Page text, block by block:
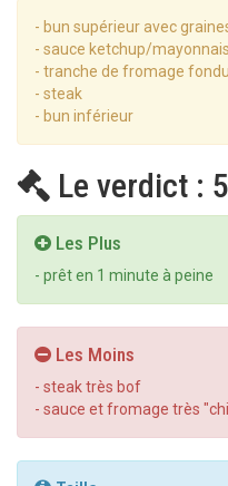
- bun supérieur avec
- sauce ketchup/
- tranche de fromage fondu
- steak
- bun inférieur
Le verdict :
Les Plus
- prêt en 1 minute à peine
Les Moins
- steak très bof
- sauce et fromage très